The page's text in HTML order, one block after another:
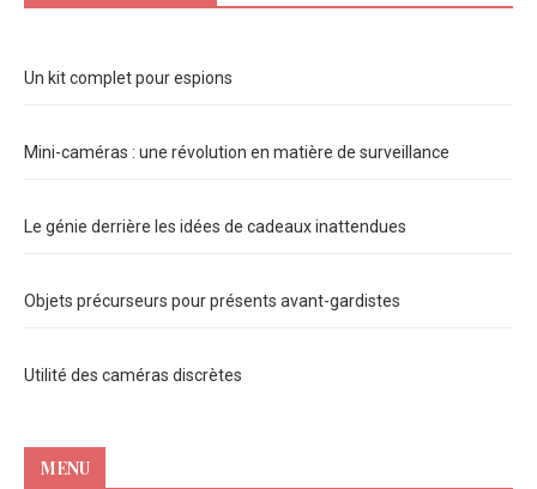
Un kit complet pour espions
Mini-caméras : une révolution en matière de surveillance
Le génie derrière les idées de cadeaux inattendues
Objets précurseurs pour présents avant-gardistes
Utilité des caméras discrètes
MENU